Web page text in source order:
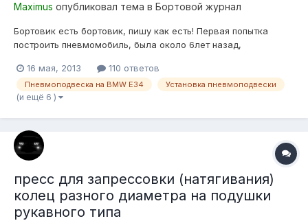
Maximus опубликовал тема в Бортовой журнал
Бортовик есть бортовик, пишу как есть! Первая попытка
построить пневмомобиль, была около 6лет назад,
минимальными знаниями и большим желанием постройки
пневмы, собирая информацию в интерене по крупинкам, не
нашел иного выхода как подобрать подушки ТУПО...
16 мая, 2013 110 ответов
Пневмоподвеска на BMW E34 Установка пневмоподвески
(и ещё 6 )
пресс для запрессовки (натягивания)
колец разного диаметра на подушки
рукавного типа